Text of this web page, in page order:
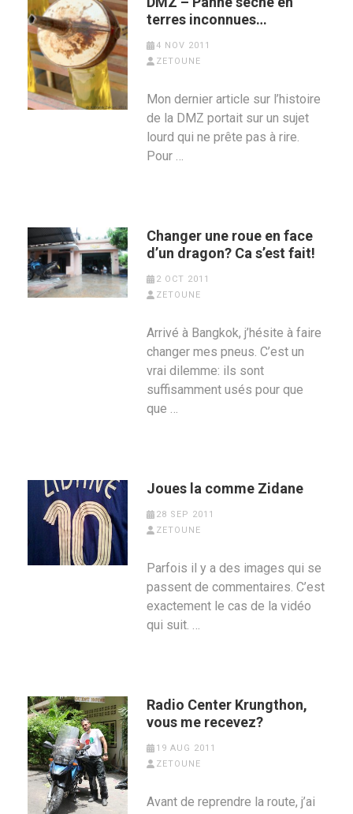
terres inconnues…
4 NOV 2011
ZETOUNE
Mon dernier article sur l’histoire
de la DMZ portait sur un sujet
lourd qui ne prête pas à rire.
Pour …
Changer une roue en face
d’un dragon? Ca s’est fait!
2 OCT 2011
ZETOUNE
Arrivé à Bangkok, j’hésite à faire
changer mes pneus. C’est un
vrai dilemme: ils sont
suffisamment usés pour que
que …
Joues la comme Zidane
28 SEP 2011
ZETOUNE
Parfois il y a des images qui se
passent de commentaires. C’est
exactement le cas de la vidéo
qui suit. …
Radio Center Krungthon,
vous me recevez?
19 AUG 2011
ZETOUNE
Avant de reprendre la route, j’ai